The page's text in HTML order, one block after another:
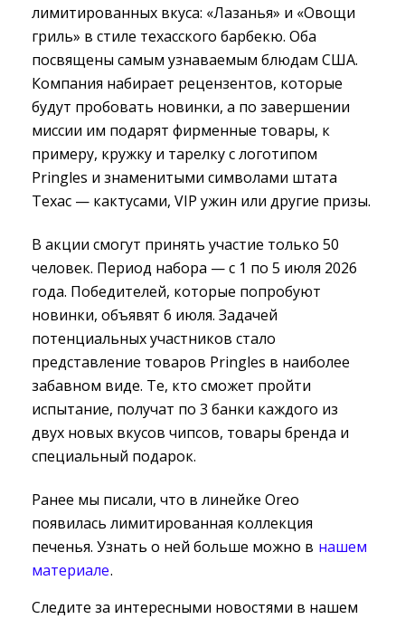
лимитированных вкуса: «Лазанья» и «Овощи
гриль» в стиле техасского барбекю. Оба
посвящены самым узнаваемым блюдам США.
Компания набирает рецензентов, которые
будут пробовать новинки, а по завершении
миссии им подарят фирменные товары, к
примеру, кружку и тарелку с логотипом
Pringles и знаменитыми символами штата
Техас — кактусами, VIP ужин или другие призы.
В акции смогут принять участие только 50
человек. Период набора — с 1 по 5 июля 2026
года. Победителей, которые попробуют
новинки, объявят 6 июля. Задачей
потенциальных участников стало
представление товаров Pringles в наиболее
забавном виде. Те, кто сможет пройти
испытание, получат по 3 банки каждого из
двух новых вкусов чипсов, товары бренда и
специальный подарок.
Ранее мы писали, что в линейке Oreo
появилась лимитированная коллекция
печенья. Узнать о ней больше можно в нашем
материале.
Следите за интересными новостями в нашем